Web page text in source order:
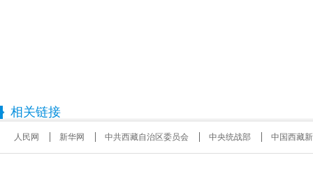
相关链接
人民网 新华网 中共西藏自治区委员会 中央统战部 中国西藏